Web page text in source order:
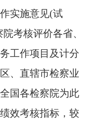
实施意见(试
考核评价各省、
工作项目及计分
、直辖市检察业
国各检察院为此
效考核指标，较